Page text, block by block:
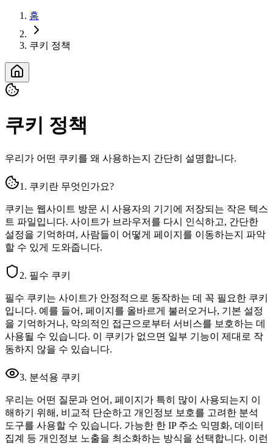
홈
쿠키 정책
쿠키 정책
우리가 어떤 쿠키를 왜 사용하는지 간단히 설명합니다.
1. 쿠키란 무엇인가요?
쿠키는 웹사이트 방문 시 사용자의 기기에 저장되는 작은 텍스
트 파일입니다. 사이트가 브라우저를 다시 인식하고, 간단한
설정을 기억하며, 사람들이 어떻게 페이지를 이동하는지 파악
할 수 있게 도와줍니다.
2. 필수 쿠키
필수 쿠키는 사이트가 안정적으로 동작하는 데 꼭 필요한 쿠키
입니다. 예를 들어, 페이지를 올바르게 불러오거나, 기본 설정
을 기억하거나, 악의적인 접근으로부터 서비스를 보호하는 데
사용될 수 있습니다. 이 쿠키가 없으면 일부 기능이 제대로 작
동하지 않을 수 있습니다.
3. 분석용 쿠키
우리는 어떤 질문과 언어, 페이지가 특히 많이 사용되는지 이
해하기 위해, 비교적 단순하고 개인정보 보호를 고려한 분석
도구를 사용할 수 있습니다. 가능한 한 IP 주소 익명화, 데이터
집계 등 개인정보 노출을 최소화하는 방식을 선택합니다. 이런